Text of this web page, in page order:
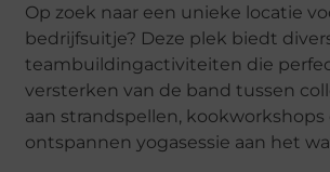
Op zoek naar een unieke locatie
bedrijfsuitje? Deze plek biedt
teambuildingactiviteiten die
versterken van de band tussen
aan strandspellen, kookworkshops
ontspannen yogasessie aan het